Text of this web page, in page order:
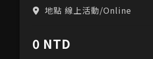
地點 線上活動/Online
0 NTD